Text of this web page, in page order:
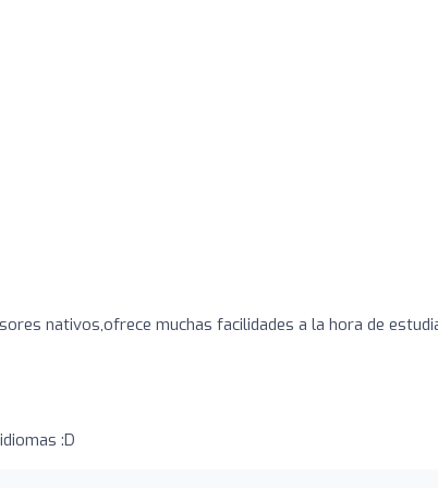
nativos,ofrece muchas facilidades a la hora de
:D